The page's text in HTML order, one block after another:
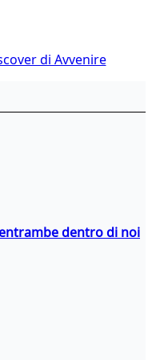
di Avvenire
dentro di noi